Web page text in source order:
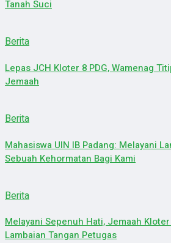
Tanah Suci
Berita
Lepas JCH Kloter 8 PDG, Wamenag
Jemaah
Berita
Mahasiswa UIN IB Padang: Melayani
Sebuah Kehormatan Bagi Kami
Berita
Melayani Sepenuh Hati, Jemaah
Lambaian Tangan Petugas